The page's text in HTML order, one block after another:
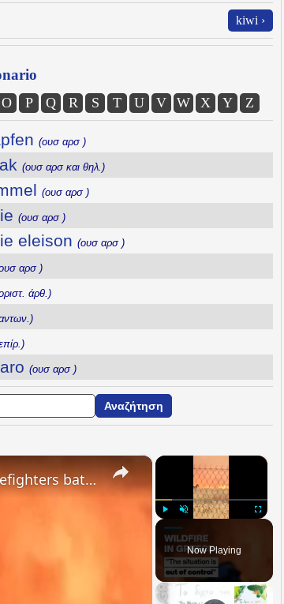
kiwi ›
O P Q R S T U V W X Y Z
(ουσ αρσ )
(ουσ αρσ και θηλ.)
(ουσ αρσ )
(ουσ αρσ )
eleison (ουσ αρσ )
αρσ )
άρθ.)
(ουσ αρσ )
×
Play Fullscreen
Now Playing
×
"The situation is out of control": Greek firefighters battle wildfire for fourth day